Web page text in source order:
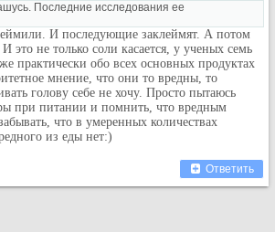
Последние исследования ее
И последующие заклеймят. А потом
это не только соли касается, у ученых семь
практически обо всех основных продуктах
мнение, что они то вредны, то
голову себе не хочу. Просто пытаюсь
при питании и помнить, что вредным
что в умеренных количествах
из еды нет:)
Ответить